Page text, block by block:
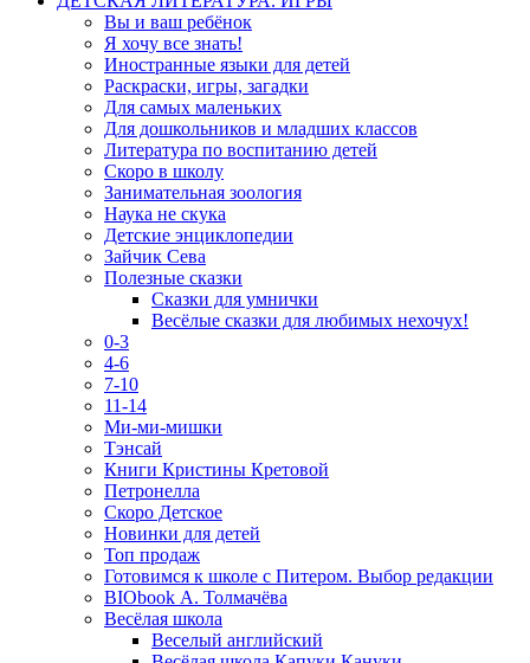
Вы и ваш ребёнок
Я хочу все знать!
Иностранные языки для детей
Раскраски, игры, загадки
Для самых маленьких
Для дошкольников и младших классов
Литература по воспитанию детей
Скоро в школу
Занимательная зоология
Наука не скука
Детские энциклопедии
Зайчик Сева
Полезные сказки
Сказки для умнички
Весёлые сказки для любимых нехочух!
0-3
4-6
7-10
11-14
Ми-ми-мишки
Тэнсай
Книги Кристины Кретовой
Петронелла
Скоро Детское
Новинки для детей
Топ продаж
Готовимся к школе с Питером. Выбор редакции
BIObook А. Толмачёва
Весёлая школа
Веселый английский